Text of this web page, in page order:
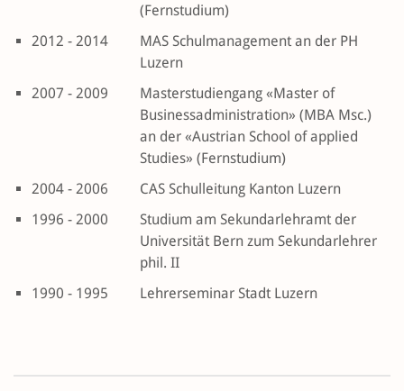
(Fernstudium)
2012 - 2014
MAS Schulmanagement an der PH
Luzern
2007 - 2009
Masterstudiengang «Master of
Businessadministration» (MBA Msc.)
an der «Austrian School of applied
Studies» (Fernstudium)
2004 - 2006
CAS Schulleitung Kanton Luzern
1996 - 2000
Studium am Sekundarlehramt der
Universität Bern zum Sekundarlehrer
phil. II
1990 - 1995
Lehrerseminar Stadt Luzern